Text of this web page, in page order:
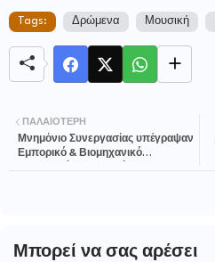
Tags: Δρώμενα Μουσική
ΠΑΛΑΙΌΤΕΡΗ
Μνημόνιο Συνεργασίας υπέγραψαν
Εμπορικό & Βιομηχανικό
Μπορεί να σας αρέσει